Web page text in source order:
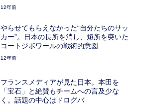
12年前
やらせてもらえなかった“自分たちのサッ
カー”。日本の長所を消し、短所を突いた
コートジボワールの戦術的意図
12年前
フランスメディアが見た日本。本田を
「宝石」と絶賛もチームへの言及少な
く。話題の中心はドログバ